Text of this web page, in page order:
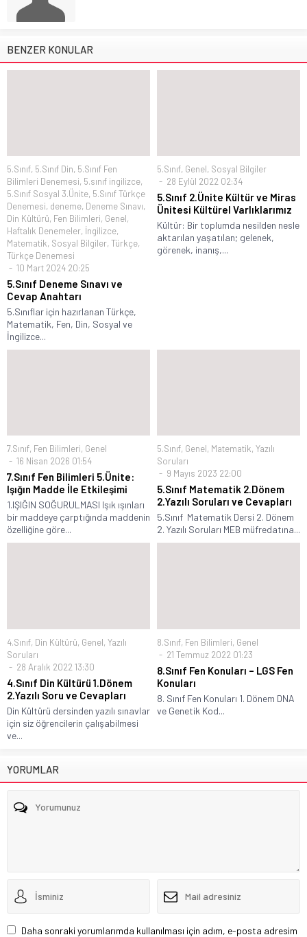
BENZER KONULAR
5.Sınıf, 5.Sınıf Din, 5.Sınıf Fen
Bilimleri Denemesi, 5.sınıf ingilizce,
5.Sınıf Sosyal 3.Ünite, 5.Sınıf Türkçe
Denemesi, deneme, Deneme Sınavı,
Din Kültürü, Fen Bilimleri, Genel,
Haftalık Denemeler, İngilizce,
Matematik, Sosyal Bilgiler, Türkçe,
Türkçe Denemesi
10 Mart 2024 20:25
5.Sınıf Deneme Sınavı ve
Cevap Anahtarı
5.Sınıflar için hazırlanan Türkçe,
Matematik, Fen, Din, Sosyal ve
İngilizce...
5.Sınıf, Genel, Sosyal Bilgiler
28 Eylül 2022 02:34
5.Sınıf 2.Ünite Kültür ve Miras
Ünitesi Kültürel Varlıklarımız
Kültür: Bir toplumda nesilden nesle
aktarılan yaşatılan; gelenek,
görenek, inanış,...
7.Sınıf, Fen Bilimleri, Genel
16 Nisan 2026 01:54
7.Sınıf Fen Bilimleri 5.Ünite:
Işığın Madde İle Etkileşimi
1.IŞIĞIN SOĞURULMASI Işık ışınları
bir maddeye çarptığında maddenin
özelliğine göre...
5.Sınıf, Genel, Matematik, Yazılı
Soruları
9 Mayıs 2023 22:00
5.Sınıf Matematik 2.Dönem
2.Yazılı Soruları ve Cevapları
5.Sınıf Matematik Dersi 2. Dönem
2. Yazılı Soruları MEB müfredatına...
4.Sınıf, Din Kültürü, Genel, Yazılı
Soruları
28 Aralık 2022 13:30
4.Sınıf Din Kültürü 1.Dönem
2.Yazılı Soru ve Cevapları
Din Kültürü dersinden yazılı sınavlar
için siz öğrencilerin çalışabilmesi
ve...
8.Sınıf, Fen Bilimleri, Genel
21 Temmuz 2022 01:23
8.Sınıf Fen Konuları – LGS Fen
Konuları
8. Sınıf Fen Konuları 1. Dönem DNA
ve Genetik Kod...
YORUMLAR
Daha sonraki yorumlarımda kullanılması için adım, e-posta adresim